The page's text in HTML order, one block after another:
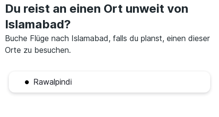
Du reist an einen Ort unweit von
Islamabad?
Buche Flüge nach Islamabad, falls du planst, einen dieser
Orte zu besuchen.
Rawalpindi